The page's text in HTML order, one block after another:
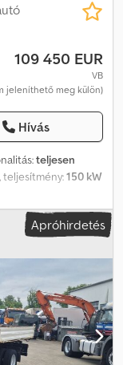
109 450 EUR
VB
jeleníthető meg külön)
Hívás
teljesen
, teljesítmény:150 kW
teherbírás:
zöld,
utánfutó
gépjárműipari
-
is - Eladásra
Aktuális
Apróhirdetés